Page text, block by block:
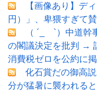
【画像あり】デ
円）」、卑猥すぎて
（ ´_ゝ`）中道
の閣議決定を批判 →
消費税ゼロを公約に
化石賞だの御高
分が猛暑に襲われる